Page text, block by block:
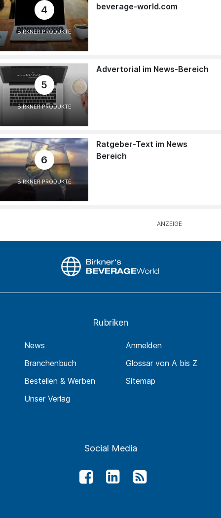
4
BIRKNER PRODUKTE
beverage-world.com
5
BIRKNER PRODUKTE
Advertorial im News-Bereich
6
BIRKNER PRODUKTE
Ratgeber-Text im News
Bereich
Rubriken
News
Branchenbuch
Bestellen & Werben
Unser Verlag
Anmelden
Glossar von A bis Z
Sitemap
Social Media